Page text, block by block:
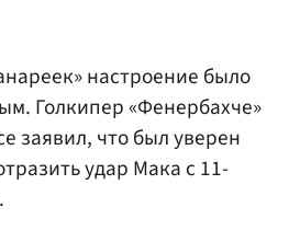
настроение было
Голкипер «Фенербахче»
заявил, что был уверен
удар Мака с 11-